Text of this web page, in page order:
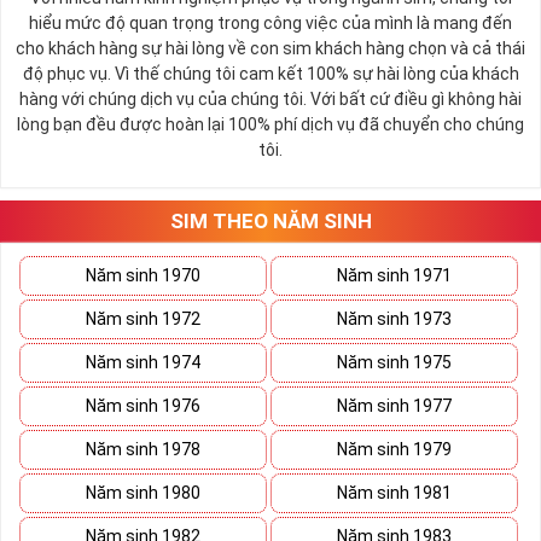
nằm trong danh sách đăng ký hoặc đã được nhận tin
nhắn mời đăng ký từ MobiFone.
Các sim có trung bình chi tiêu dưới mức 159K/tháng
trở lên thường sẽ nhận được tin nhắn mời đăng ký.
Các thuê bao trả trước hòa mạng trước ngày sau ngày
15/6/2023 có thể đăng ký theo chương trình hòa
Thuê bảo chuyển từ mạng khác sang: Các thuê bao
chuyển từ mạng viễn thông khác sang mạng MobiFone
có thể sẽ được hưởng ưu đãi và có thể đăng ký gói
TK159
Giá cước:159.000 đồng
Thời hạn sử dụng 30 ngày
hiểu mức độ quan trọng trong công việc của mình là mang đến
cho khách hàng sự hài lòng về con sim khách hàng chọn và cả thái
độ phục vụ. Vì thế chúng tôi cam kết 100% sự hài lòng của khách
hàng với chúng dịch vụ của chúng tôi. Với bất cứ điều gì không hài
lòng bạn đều được hoàn lại 100% phí dịch vụ đã chuyển cho chúng
tôi.
SIM THEO NĂM SINH
Năm sinh 1970 Năm sinh 1971
Năm sinh 1972 Năm sinh 1973
Năm sinh 1974 Năm sinh 1975
Năm sinh 1976 Năm sinh 1977
Năm sinh 1978 Năm sinh 1979
Năm sinh 1980 Năm sinh 1981
Năm sinh 1982 Năm sinh 1983